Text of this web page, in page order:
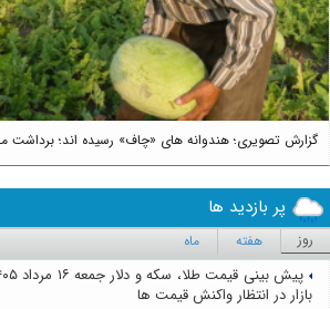
گزارش تصویری؛ هندوانه های «چاف» رسیده اند؛ برداشت
پر بازدید ها
روز هفته ماه
بازار در انتظار واکنش قیمت ها